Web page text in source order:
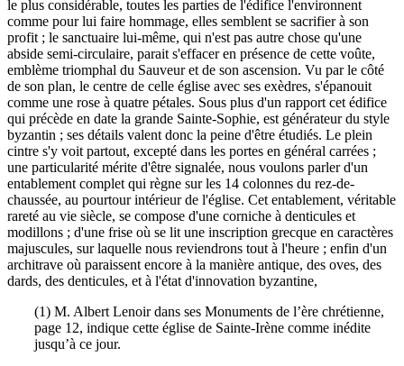
le plus considérable, toutes les parties de l'édifice l'environnent
comme pour lui faire hommage, elles semblent se sacrifier à son
profit ; le sanctuaire lui-même, qui n'est pas autre chose qu'une
abside semi-circulaire, parait s'effacer en présence de cette voûte,
emblème triomphal du Sauveur et de son ascension. Vu par le côté
de son plan, le centre de celle église avec ses exèdres, s'épanouit
comme une rose à quatre pétales. Sous plus d'un rapport cet édifice
qui précède en date la grande Sainte-Sophie, est générateur du style
byzantin ; ses détails valent donc la peine d'être étudiés. Le plein
cintre s'y voit partout, excepté dans les portes en général carrées ;
une particularité mérite d'être signalée, nous voulons parler d'un
entablement complet qui règne sur les 14 colonnes du rez-de-
chaussée, au pourtour intérieur de l'église. Cet entablement, véritable
rareté au vie siècle, se compose d'une corniche à denticules et
modillons ; d'une frise où se lit une inscription grecque en caractères
majuscules, sur laquelle nous reviendrons tout à l'heure ; enfin d'un
architrave où paraissent encore à la manière antique, des oves, des
dards, des denticules, et à l'état d'innovation byzantine,
(1) M. Albert Lenoir dans ses Monuments de l’ère chrétienne,
page 12, indique cette église de Sainte-Irène comme inédite
jusqu’à ce jour.